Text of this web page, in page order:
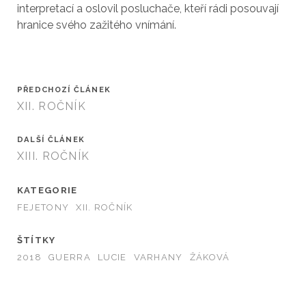
interpretací a oslovil posluchače, kteří rádi posouvají
hranice svého zažitého vnímání.
PŘEDCHOZÍ ČLÁNEK
XII. ROČNÍK
DALŠÍ ČLÁNEK
XIII. ROČNÍK
KATEGORIE
FEJETONY
XII. ROČNÍK
ŠTÍTKY
2018
GUERRA LUCIE VARHANY ŽÁKOVÁ